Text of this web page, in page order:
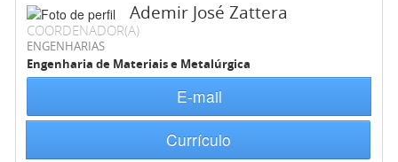
Ademir José Zattera
COORDENADOR(A)
ENGENHARIAS
Engenharia de Materiais e Metalúrgica
E-mail
Currículo